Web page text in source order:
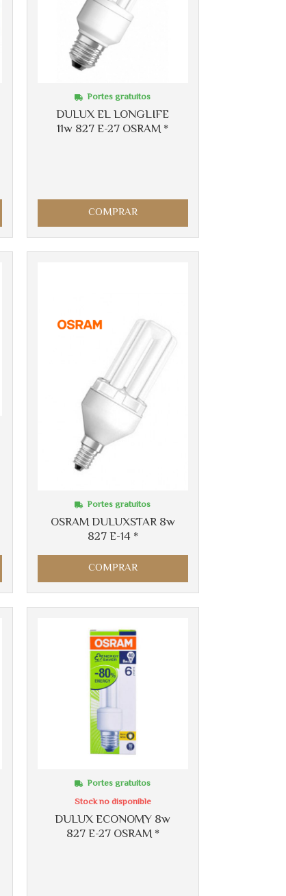
DULUX EL LONGLIFE
11w 827 E-27 OSRAM *
Portes gratuitos
COMPRAR
OSRAM DULUXSTAR 8w
827 E-14 *
Portes gratuitos
COMPRAR
Más info
DULUX ECONOMY 8w
827 E-27 OSRAM *
Portes gratuitos
Stock no disponible
Más info